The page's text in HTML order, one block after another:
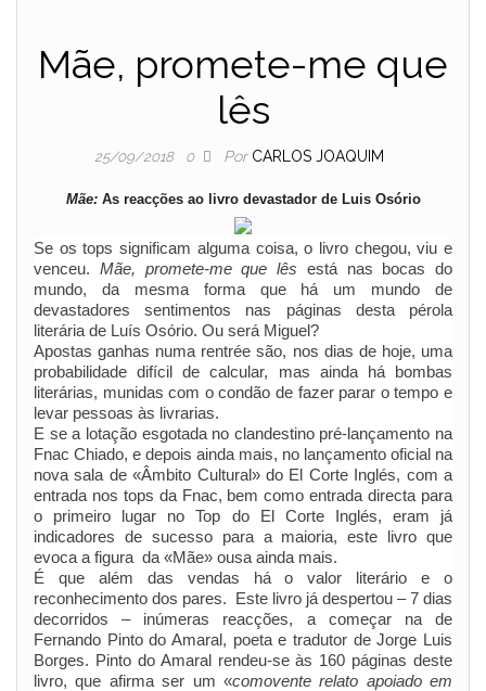
Mãe, promete-me que
lês
25/09/2018 0 Por CARLOS JOAQUIM
Mãe: As reacções ao livro devastador de Luis Osório
Se os tops significam alguma coisa, o livro chegou, viu e
venceu. Mãe, promete-me que lês está nas bocas do
mundo, da mesma forma que há um mundo de
devastadores sentimentos nas páginas desta pérola
literária de Luís Osório. Ou será Miguel?
Apostas ganhas numa rentrée são, nos dias de hoje, uma
probabilidade difícil de calcular, mas ainda há bombas
literárias, munidas com o condão de fazer parar o tempo e
levar pessoas às livrarias.
E se a lotação esgotada no clandestino pré-lançamento na
Fnac Chiado, e depois ainda mais, no lançamento oficial na
nova sala de «Âmbito Cultural» do El Corte Inglés, com a
entrada nos tops da Fnac, bem como entrada directa para
o primeiro lugar no Top do El Corte Inglés, eram já
indicadores de sucesso para a maioria, este livro que
evoca a figura da «Mãe» ousa ainda mais.
É que além das vendas há o valor literário e o
reconhecimento dos pares. Este livro já despertou – 7 dias
decorridos – inúmeras reacções, a começar na de
Fernando Pinto do Amaral, poeta e tradutor de Jorge Luis
Borges. Pinto do Amaral rendeu-se às 160 páginas deste
livro, que afirma ser um «comovente relato apoiado em